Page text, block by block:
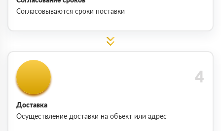
Согласовываются сроки поставки
Доставка
Осуществление доставки на объект или адрес